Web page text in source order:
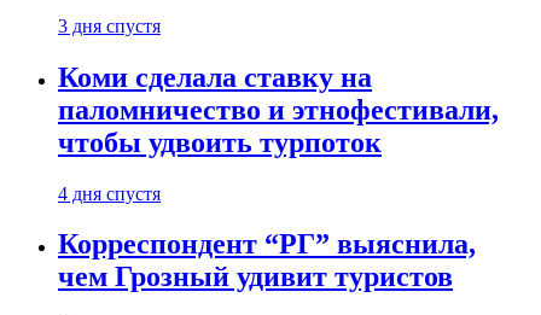
3 дня спустя
Коми сделала ставку на
паломничество и этнофестивали,
чтобы удвоить турпоток
4 дня спустя
Корреспондент “РГ” выяснила,
чем Грозный удивит туристов